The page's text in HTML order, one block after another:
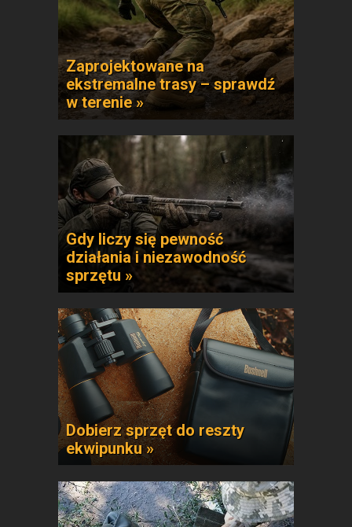
Zaprojektowane na
ekstremalne trasy – sprawdź
w terenie »
Gdy liczy się pewność
działania i niezawodność
sprzętu »
Dobierz sprzęt do reszty
ekwipunku »